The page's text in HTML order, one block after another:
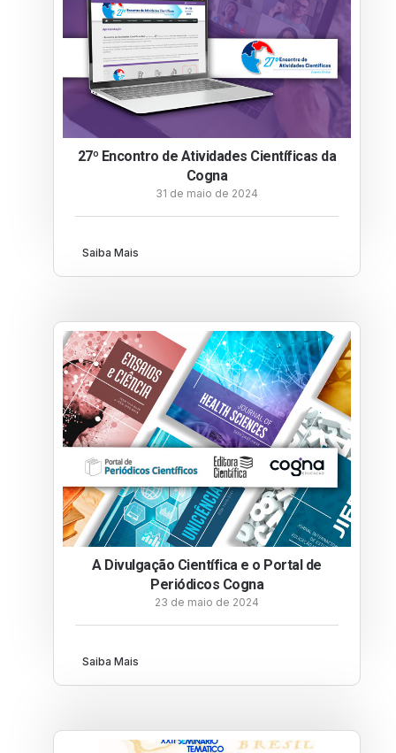
27º Encontro de Atividades Científicas da
Cogna
31 de maio de 2024
Saiba Mais
A Divulgação Científica e o Portal de
Periódicos Cogna
23 de maio de 2024
Saiba Mais